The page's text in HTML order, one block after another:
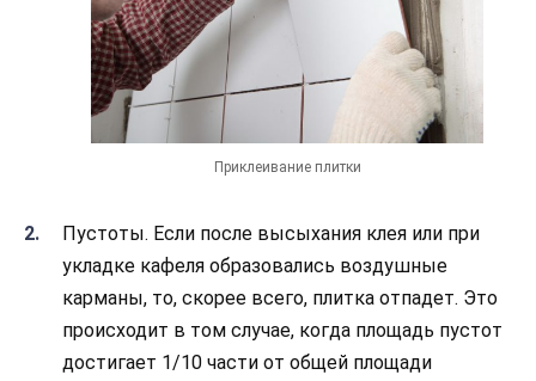
Приклеивание плитки
Пустоты. Если после высыхания клея или при
укладке кафеля образовались воздушные
карманы, то, скорее всего, плитка отпадет. Это
происходит в том случае, когда площадь пустот
достигает 1/10 части от общей площади